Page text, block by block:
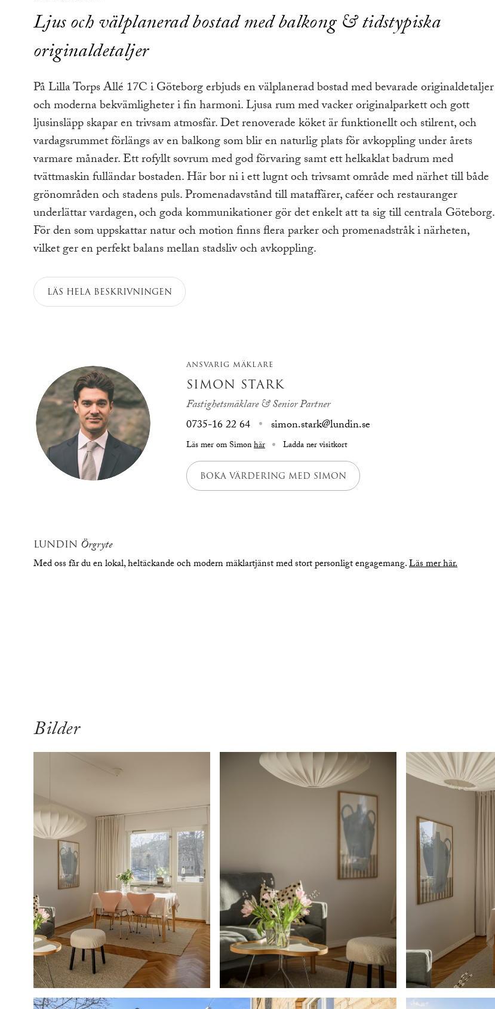
Ljus och välplanerad bostad med balkong & tidstypiska
originaldetaljer
På Lilla Torps Allé 17C i Göteborg erbjuds en välplanerad bostad med bevarade originaldetaljer
och moderna bekvämligheter i fin harmoni. Ljusa rum med vacker originalparkett och gott
ljusinsläpp skapar en trivsam atmosfär. Det renoverade köket är funktionellt och stilrent, och
vardagsrummet förlängs av en balkong som blir en naturlig plats för avkoppling under årets
varmare månader. Ett rofyllt sovrum med god förvaring samt ett helkaklat badrum med
tvättmaskin fulländar bostaden. Här bor ni i ett lugnt och trivsamt område med närhet till både
grönområden och stadens puls. Promenadavstånd till mataffärer, caféer och restauranger
underlättar vardagen, och goda kommunikationer gör det enkelt att ta sig till centrala Göteborg.
För den som uppskattar natur och motion finns flera parker och promenadstråk i närheten,
vilket ger en perfekt balans mellan stadsliv och avkoppling.
LÄS HELA BESKRIVNINGEN
ANSVARIG MÄKLARE
SIMON STARK
Fastighetsmäklare & Senior Partner
0735-16 22 64
simon.stark@lundin.se
Läs mer om Simonhär Ladda ner visitkort
BOKA VÄRDERING MED SIMON
LUNDIN Örgryte
Med oss får du en lokal, heltäckande och modern mäklartjänst med stort personligt engagemang.Läs mer här.
Bilder